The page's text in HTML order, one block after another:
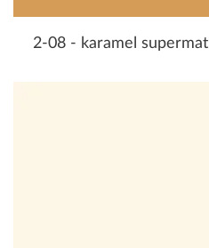
2-08 - karamel supermat